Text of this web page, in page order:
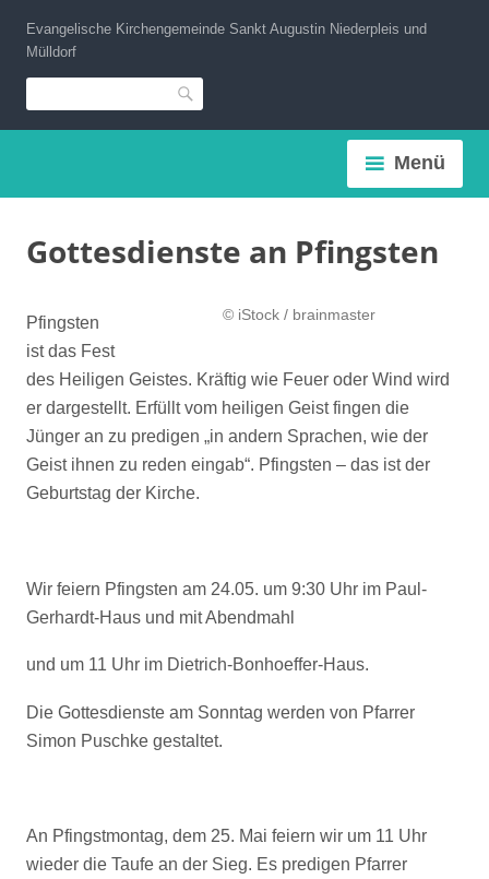
Inhalt
springen
Evangelische Kirchengemeinde Sankt Augustin Niederpleis und
Mülldorf
Suche
Menü
Gottesdienste an Pfingsten
© iStock / brainmaster
Pfingsten
ist das Fest
des Heiligen Geistes. Kräftig wie Feuer oder Wind wird
er dargestellt. Erfüllt vom heiligen Geist fingen die
Jünger an zu predigen „in andern Sprachen, wie der
Geist ihnen zu reden eingab“. Pfingsten – das ist der
Geburtstag der Kirche.
Wir feiern Pfingsten am 24.05. um 9:30 Uhr im Paul-
Gerhardt-Haus und mit Abendmahl
und um 11 Uhr im Dietrich-Bonhoeffer-Haus.
Die Gottesdienste am Sonntag werden von Pfarrer
Simon Puschke gestaltet.
An Pfingstmontag, dem 25. Mai feiern wir um 11 Uhr
wieder die Taufe an der Sieg. Es predigen Pfarrer